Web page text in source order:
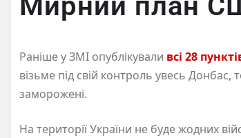
Раніше у ЗМІ опублікували всі 28
візьме під свій контроль увесь Донбас,
заморожені.
На території України не буде жодних